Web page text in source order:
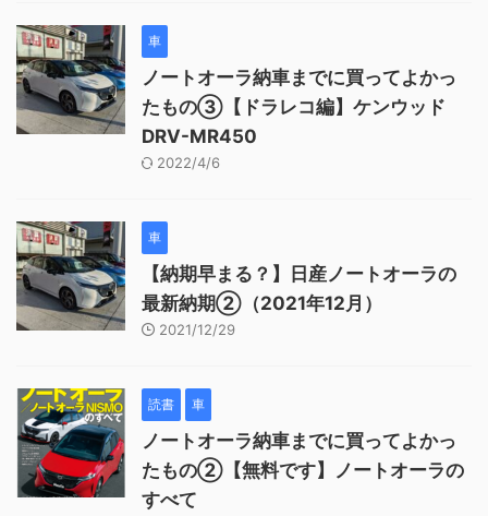
車
ノートオーラ納車までに買ってよかっ
たもの③【ドラレコ編】ケンウッド
DRV-MR450
2022/4/6
車
【納期早まる？】日産ノートオーラの
最新納期②（2021年12月）
2021/12/29
読書 車
ノートオーラ納車までに買ってよかっ
たもの②【無料です】ノートオーラの
すべて